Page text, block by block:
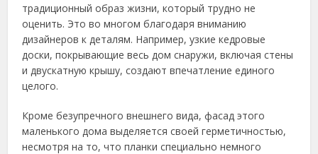
традиционный образ жизни, который трудно не
оценить. Это во многом благодаря вниманию
дизайнеров к деталям. Например, узкие кедровые
доски, покрывающие весь дом снаружи, включая стены
и двускатную крышу, создают впечатление единого
целого.
Кроме безупречного внешнего вида, фасад этого
маленького дома выделяется своей герметичностью,
несмотря на то, что планки специально немного